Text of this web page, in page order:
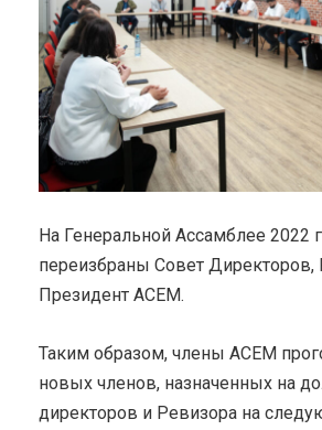
На Генеральной Ассамблее 2022
переизбраны Совет Директоров,
Президент ACEM.
Таким образом, члены ACEM
новых членов, назначенных на
директоров и Ревизора на